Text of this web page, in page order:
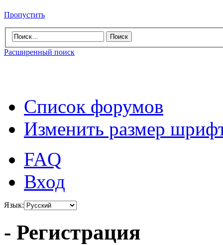
Пропустить
Расширенный поиск
Список форумов
Изменить размер
FAQ
Вход
Язык:
- Регистрация